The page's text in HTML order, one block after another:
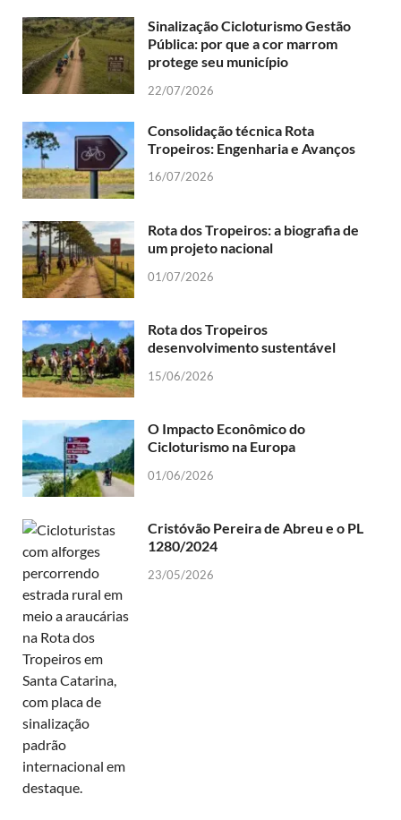
Sinalização Cicloturismo Gestão
Pública: por que a cor marrom
protege seu município
22/07/2026
Consolidação técnica Rota
Tropeiros: Engenharia e Avanços
16/07/2026
Rota dos Tropeiros: a biografia de
um projeto nacional
01/07/2026
Rota dos Tropeiros
desenvolvimento sustentável
15/06/2026
O Impacto Econômico do
Cicloturismo na Europa
01/06/2026
Cristóvão Pereira de Abreu e o PL
1280/2024
23/05/2026